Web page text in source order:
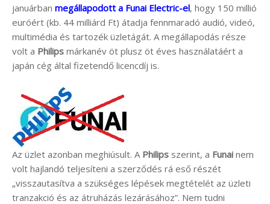
januárban megállapodott a Funai Electric-el, hogy 150 millió
euróért (kb. 44 milliárd Ft) átadja fennmaradó audió, videó,
multimédia és tartozék üzletágát. A megállapodás része
volt a Philips márkanév öt plusz öt éves használatáért a
japán cég által fizetendő licencdíj is.
Az üzlet azonban meghiúsult. A Philips szerint, a Funai nem
volt hajlandó teljesíteni a szerződés rá eső részét
„visszautasítva a szükséges lépések megtételét az üzleti
tranzakció és az átruházás lezárásához”. Nem tudni